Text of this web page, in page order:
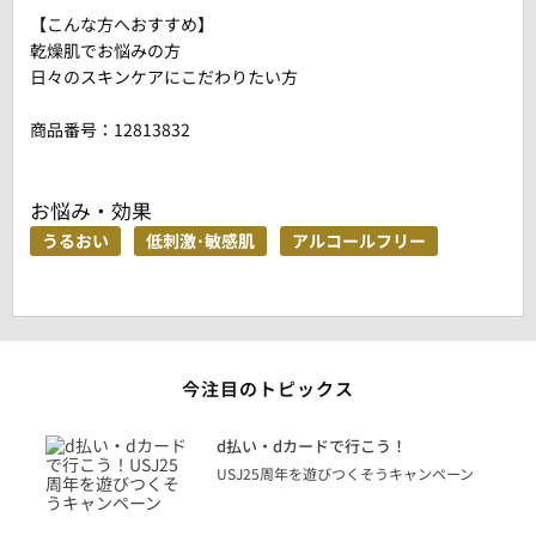
【こんな方へおすすめ】
乾燥肌でお悩みの方
日々のスキンケアにこだわりたい方
商品番号： 12813832
お悩み・効果
うるおい 低刺激･敏感肌 アルコールフリー
今注目のトピックス
d払い・dカードで行こう！
USJ25周年を遊びつくそうキャンペーン